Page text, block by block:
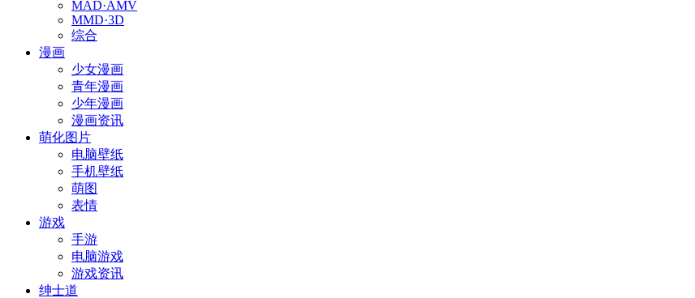
MAD·AMV
MMD·3D
综合
漫画
少女漫画
青年漫画
少年漫画
漫画资讯
萌化图片
电脑壁纸
手机壁纸
萌图
表情
游戏
手游
电脑游戏
游戏资讯
绅士道